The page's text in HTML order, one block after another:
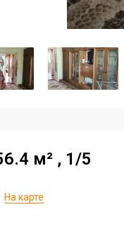
м² , 1/5
На карте